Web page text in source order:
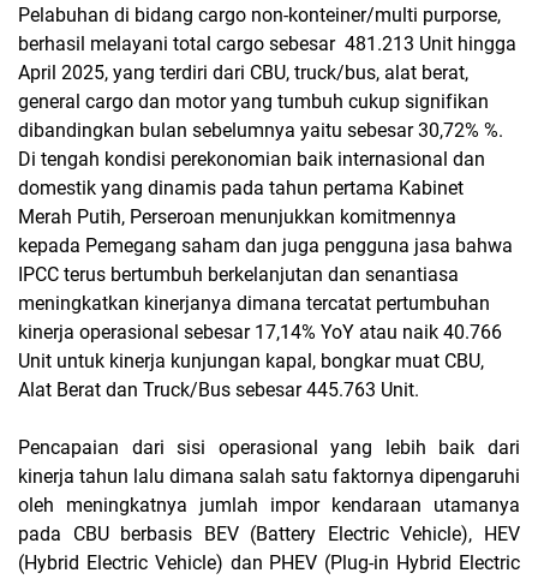
Pelabuhan di bidang cargo non-konteiner/multi purporse,
berhasil melayani total cargo sebesar 481.213 Unit hingga
April 2025, yang terdiri dari CBU, truck/bus, alat berat,
general cargo dan motor yang tumbuh cukup signifikan
dibandingkan bulan sebelumnya yaitu sebesar 30,72% %.
Di tengah kondisi perekonomian baik internasional dan
domestik yang dinamis pada tahun pertama Kabinet
Merah Putih, Perseroan menunjukkan komitmennya
kepada Pemegang saham dan juga pengguna jasa bahwa
IPCC terus bertumbuh berkelanjutan dan senantiasa
meningkatkan kinerjanya dimana tercatat pertumbuhan
kinerja operasional sebesar 17,14% YoY atau naik 40.766
Unit untuk kinerja kunjungan kapal, bongkar muat CBU,
Alat Berat dan Truck/Bus sebesar 445.763 Unit.
Pencapaian dari sisi operasional yang lebih baik dari
kinerja tahun lalu dimana salah satu faktornya dipengaruhi
oleh meningkatnya jumlah impor kendaraan utamanya
pada CBU berbasis BEV (Battery Electric Vehicle), HEV
(Hybrid Electric Vehicle) dan PHEV (Plug-in Hybrid Electric